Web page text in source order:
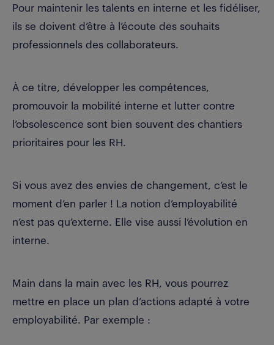
Pour maintenir les talents en interne et les fidéliser,
ils se doivent d’être à l’écoute des souhaits
professionnels des collaborateurs.
À ce titre, développer les compétences,
promouvoir la mobilité interne et lutter contre
l’obsolescence sont bien souvent des chantiers
prioritaires pour les RH.
Si vous avez des envies de changement, c’est le
moment d’en parler ! La notion d’employabilité
n’est pas qu’externe. Elle vise aussi l’évolution en
interne.
Main dans la main avec les RH, vous pourrez
mettre en place un plan d’actions adapté à votre
employabilité. Par exemple :